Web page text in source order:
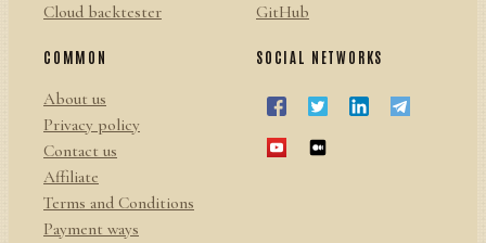
Cloud backtester
GitHub
COMMON
About us
Privacy policy
Contact us
Affiliate
Terms and Conditions
Payment ways
SOCIAL NETWORKS